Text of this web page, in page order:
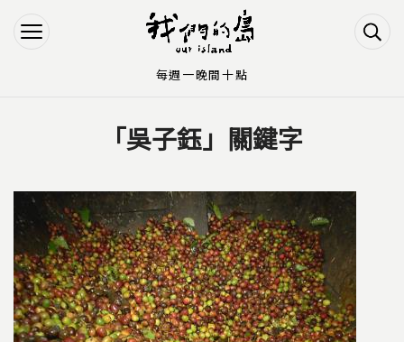
Jump to Navigation
Jump to Main content
「吳子鈺」關鍵字
每週一晚間十點